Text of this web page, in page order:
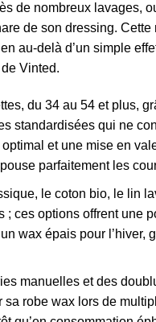
de nombreux lavages,
de son dressing.
au-delà d’un simple
Vinted.
du 34 au 54 et plus,
standardisées qui ne
et une mise en
parfaitement les
le coton bio, le lin
; ces options offrent une
wax épais pour l’hiver,
manuelles et des
robe wax lors de